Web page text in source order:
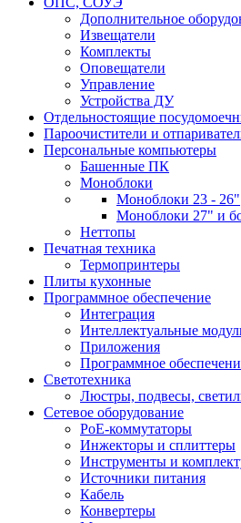
Дополнительное
Извещатели
Комплекты
Оповещатели
Управление
Устройства ДУ
Отдельностоящие
Пароочистители и
Персональные компьютеры
Башенные ПК
Моноблоки
Моноблоки 23 - 26"
Моноблоки 27" и
Неттопы
Печатная техника
Термопринтеры
Плиты кухонные
Программное обеспечение
Интеграция
Интеллектуальные
Приложения
Программное
Светотехника
Люстры, подвесы,
Сетевое оборудование
PoE-коммутаторы
Инжекторы и сплиттеры
Инструменты и
Источники питания
Кабель
Конвертеры